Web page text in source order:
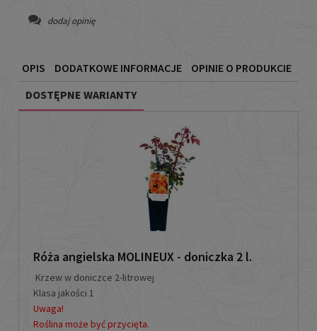
dodaj opinię
OPIS DODATKOWE INFORMACJE OPINIE O PRODUKCIE
DOSTĘPNE WARIANTY
Róża angielska MOLINEUX - doniczka 2 l.
Krzew w doniczce 2-litrowej
Klasa jakości 1
Uwaga!
Roślina może być przycięta.